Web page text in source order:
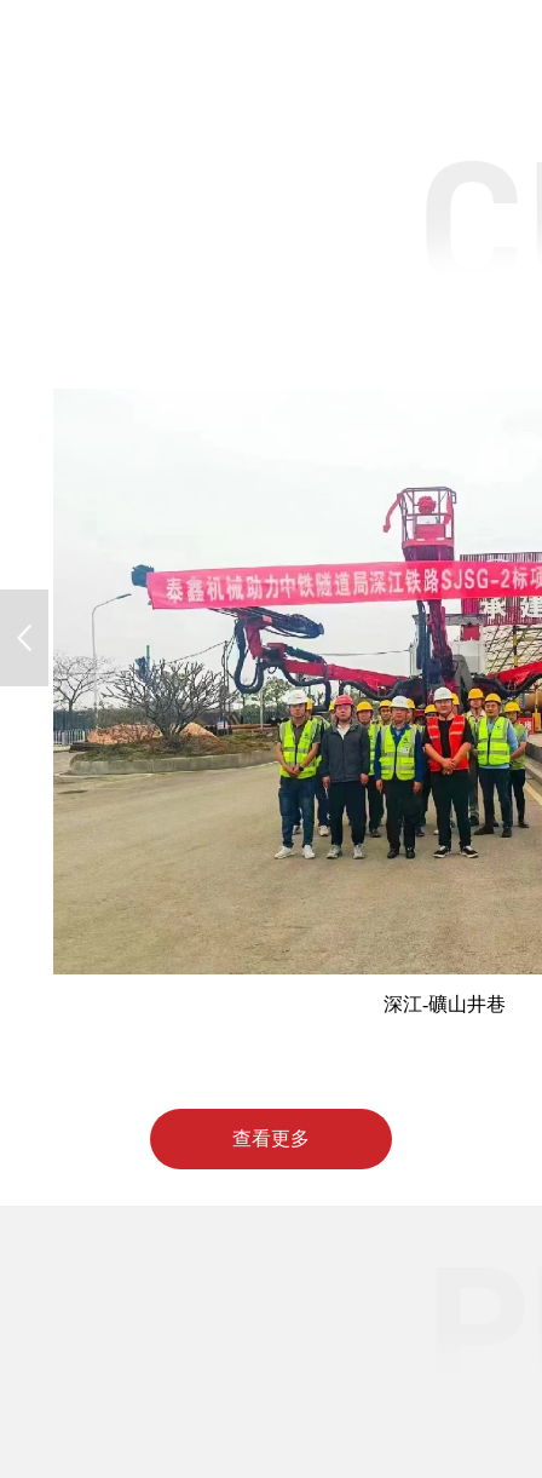
深江-礦山井巷
查看更多